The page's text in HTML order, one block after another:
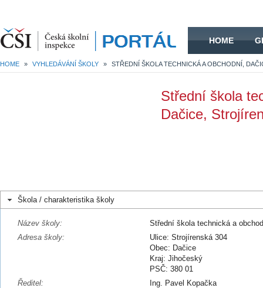
HOME
HOME » VYHLEDÁVÁNÍ ŠKOLY »
Střední škola
Dačice,
Škola / charakteristika školy
Název školy:
Střední škola technická a
Adresa školy:
Ulice: Strojírenská 304
Obec: Dačice
Kraj: Jihočeský
PSČ: 380 01
Ředitel:
Ing. Pavel Kopačka